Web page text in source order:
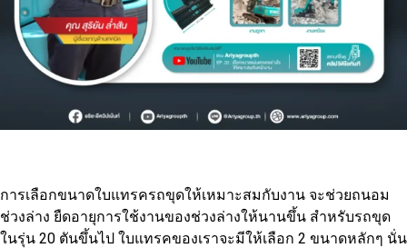
การเลือกขนาดใบแทรครถขุดให้เหมาะสมกับงาน จะช่วยถนอม
ช่วงล่าง ยืดอายุการใช้งานของช่วงล่างให้นานขึ้น สำหรับรถขุด
ในรุ่น 20 ตันขึ้นไป ใบแทรคของเราจะมีให้เลือก 2 ขนาดหลักๆ นั่น